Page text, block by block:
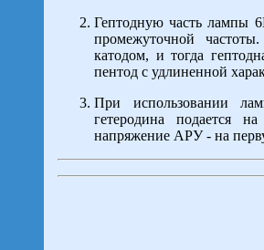
Гептодную часть лампы
промежуточной
катодом, и тогда
пентод с удлиненной
При использовании
гетеродина подается
напряжение АРУ - на